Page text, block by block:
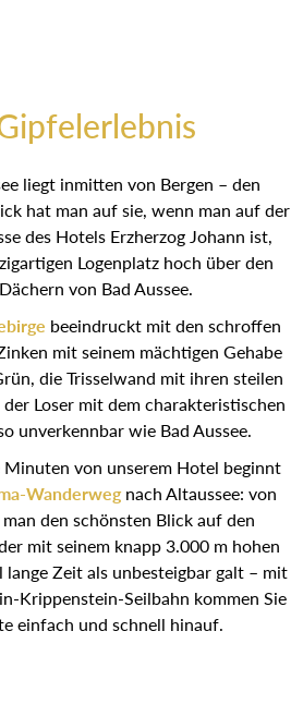
liegt inmitten von Bergen – den
hat man auf sie, wenn man auf der
des Hotels Erzherzog Johann ist,
Logenplatz hoch über den
Dächern von Bad Aussee.
beeindruckt mit den schroffen
mit seinem mächtigen Gehabe
die Trisselwand mit ihren steilen
der Loser mit dem charakteristischen
unverkennbar wie Bad Aussee.
Minuten von unserem Hotel beginnt
Wanderwegnach Altaussee: von
den schönsten Blick auf den
mit seinem knapp 3.000 m hohen
lange Zeit als unbesteigbar galt – mit
Krippenstein-Seilbahn kommen Sie
einfach und schnell hinauf.